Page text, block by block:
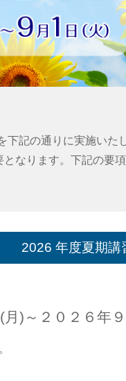
記の通りに実施いた
なります。下記の要
2026 年度夏期講
)～ ２０２６年